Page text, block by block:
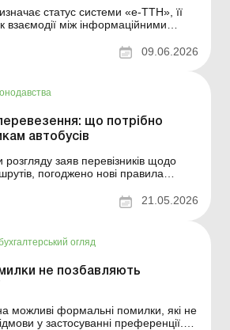
статус системи «е-ТТН», її
взаємодії між інформаційними
екосистеми електронного
внутрішніх вантажних
09.06.2026
що потрібно
автобусів
заяв перевізників щодо
погоджено нові правила
та терміни для запуску
сполученні. Детальніше див.
21.05.2026
огляд
не позбавляють
можливі формальні помилки, які не
у застосуванні преференції.